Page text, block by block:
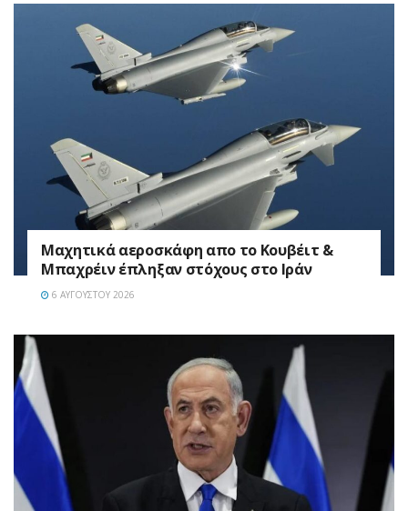
Mαχητικά αεροσκάφη απο το Κουβέιτ &
Μπαχρέιν έπληξαν στόχους στο Ιράν
6 ΑΥΓΟΎΣΤΟΥ 2026